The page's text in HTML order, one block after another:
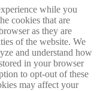
while you
cookies that are
as they are
of the website. We
and understand how
in your browser
to opt-out of these
may affect your